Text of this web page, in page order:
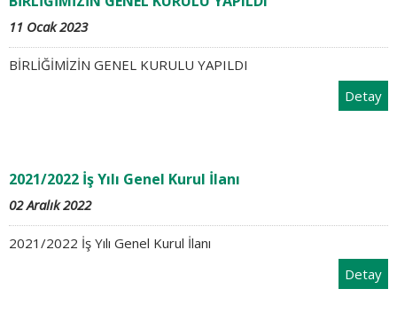
11 Ocak 2023
BİRLİĞİMİZİN GENEL KURULU YAPILDI
Detay
2021/2022 İş Yılı Genel Kurul İlanı
02 Aralık 2022
2021/2022 İş Yılı Genel Kurul İlanı
Detay